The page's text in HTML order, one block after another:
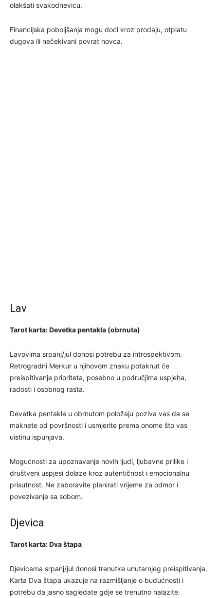
olakšati svakodnevicu.
Financijska poboljšanja mogu doći kroz prodaju, otplatu
dugova ili nečekivani povrat novca.
Lav
Tarot karta: Devetka pentakla (obrnuta)
Lavovima srpanj/jul donosi potrebu za introspektivom.
Retrogradni Merkur u njihovom znaku potaknut će
preispitivanje prioriteta, posebno u područjima uspjeha,
radosti i osobnog rasta.
Devetka pentakla u obrnutom položaju poziva vas da se
maknete od površnosti i usmjerite prema onome što vas
uistinu ispunjava.
Mogućnosti za upoznavanje novih ljudi, ljubavne prilike i
društveni uspjesi dolaze kroz autentičnost i emocionalnu
prisutnost. Ne zaboravite planirati vrijeme za odmor i
povezivanje sa sobom.
Djevica
Tarot karta: Dva štapa
Djevicama srpanj/jul donosi trenutke unutarnjeg preispitivanja.
Karta Dva štapa ukazuje na razmišljanje o budućnosti i
potrebu da jasno sagledate gdje se trenutno nalazite.